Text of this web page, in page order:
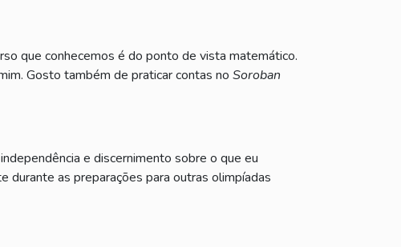
que conhecemos é do ponto de vista matemático.
Gosto também de praticar contas no Soroban
e discernimento sobre o que eu
durante as preparações para outras olimpíadas